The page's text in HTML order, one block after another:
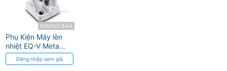
NGƯNG BÁN
Phụ Kiện Máy lèn
nhiệt EQ-V Meta
Biomed
Đăng nhập xem giá